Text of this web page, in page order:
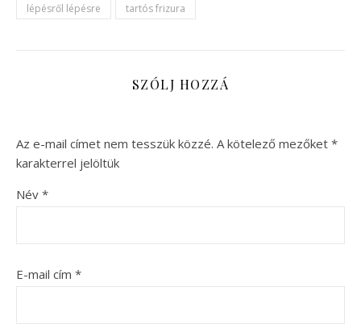
lépésről lépésre
tartós frizura
SZÓLJ HOZZÁ
Az e-mail címet nem tesszük közzé. A kötelező mezőket *
karakterrel jelöltük
Név *
E-mail cím *